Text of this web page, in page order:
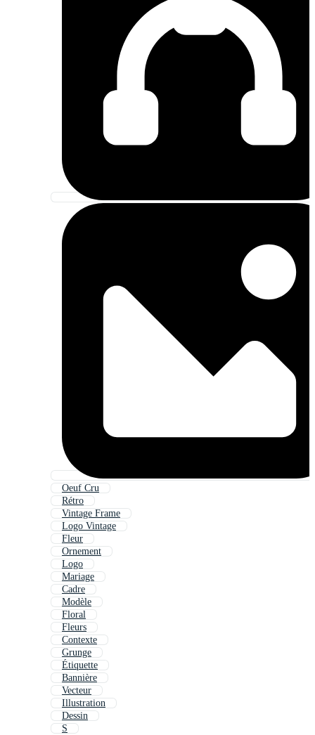
Oeuf Cru
Rétro
Vintage Frame
Logo Vintage
Fleur
Ornement
Logo
Mariage
Cadre
Modèle
Floral
Fleurs
Contexte
Grunge
Étiquette
Bannière
Vecteur
Illustration
Dessin
S